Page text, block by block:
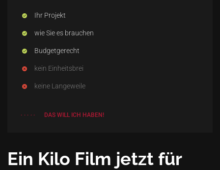
Ihr Projekt
wie Sie es brauchen
Budgetgerecht
kein Einheitsbrei
keine Langeweile
DAS WILL ICH HABEN!
Ein Kilo Film jetzt für